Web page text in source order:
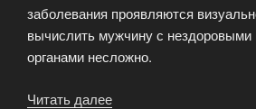
заболевания проявляются
вычислить мужчину с
органами несложно.
Читать далее